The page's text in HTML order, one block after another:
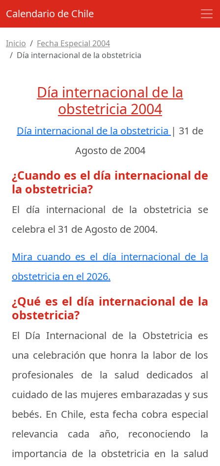
Calendario de Chile
Inicio
Fecha Especial 2004
Día internacional de la obstetricia
Día internacional de la
obstetricia 2004
Día internacional de la obstetricia | 31 de
Agosto de 2004
¿Cuando es el día internacional de
la obstetricia?
El día internacional de la obstetricia se
celebra el 31 de Agosto de 2004.
Mira cuando es el día internacional de la
obstetricia en el 2026.
¿Qué es el día internacional de la
obstetricia?
El Día Internacional de la Obstetricia es
una celebración que honra la labor de los
profesionales de la salud dedicados al
cuidado de las mujeres embarazadas y sus
bebés. En Chile, esta fecha cobra especial
relevancia cada año, reconociendo la
importancia de la obstetricia en la salud